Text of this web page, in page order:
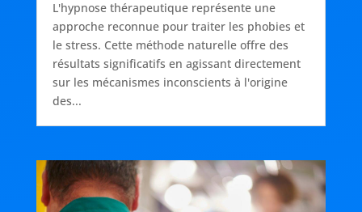
L'hypnose thérapeutique représente une
approche reconnue pour traiter les phobies et
le stress. Cette méthode naturelle offre des
résultats significatifs en agissant directement
sur les mécanismes inconscients à l'origine
des...